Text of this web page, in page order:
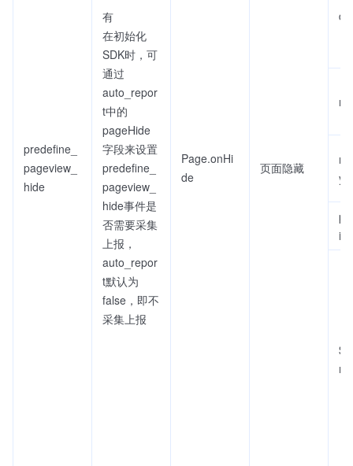
predefine_
pageview_
hide
有
在初始化
SDK时，可
通过
auto_repor
t中的
pageHide
字段来设置
predefine_
pageview_
hide事件是
否需要采集
上报，
auto_repor
t默认为
false，即不
采集上报
Page.onHi
de
页面隐藏
y
ion